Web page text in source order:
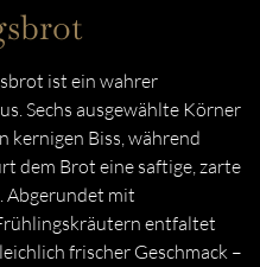
ist ein wahrer
Sechs ausgewählte Körner
kernigen Biss, während
dem Brot eine saftige, zarte
Abgerundet mit
entfaltet
frischer Geschmack –